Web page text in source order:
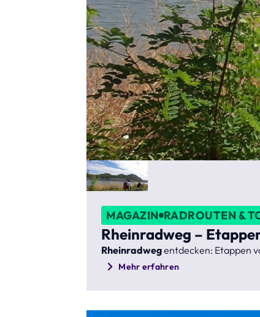
MAGAZIN RADROUTEN &
Rheinradweg –
Rheinradwegentdecken: Etappen
Mehr erfahren